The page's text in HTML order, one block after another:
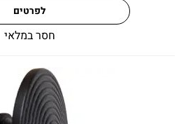
לפרטים
חסר במלאי